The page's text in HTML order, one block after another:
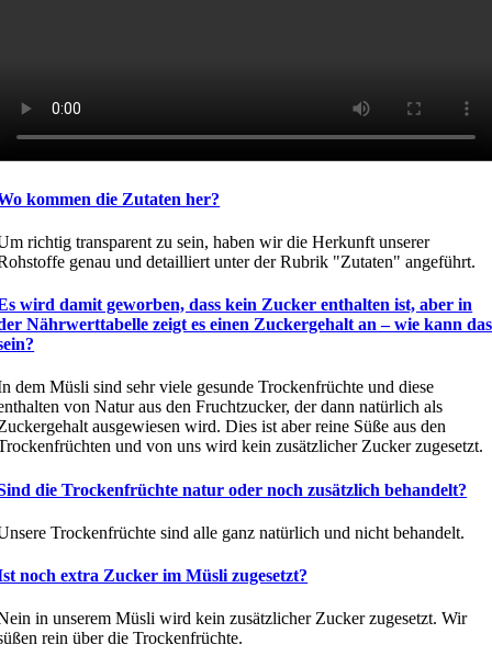
kommen die Zutaten her?
richtig transparent zu sein, haben wir die Herkunft unserer
genau und detailliert unter der Rubrik "Zutaten" angeführt.
wird damit geworben, dass kein Zucker enthalten ist, aber in
Nährwerttabelle zeigt es einen Zuckergehalt an – wie kann das
dem Müsli sind sehr viele gesunde Trockenfrüchte und diese
von Natur aus den Fruchtzucker, der dann natürlich als
ausgewiesen wird. Dies ist aber reine Süße aus den
und von uns wird kein zusätzlicher Zucker zugesetzt.
die Trockenfrüchte natur oder noch zusätzlich behandelt?
Trockenfrüchte sind alle ganz natürlich und nicht behandelt.
noch extra Zucker im Müsli zugesetzt?
in unserem Müsli wird kein zusätzlicher Zucker zugesetzt. Wir
rein über die Trockenfrüchte.